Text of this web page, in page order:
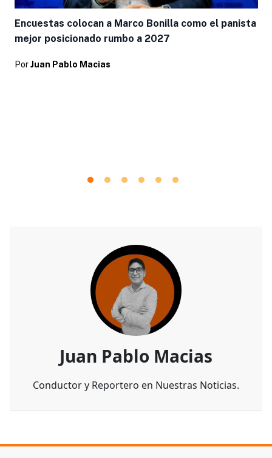
Encuestas colocan a Marco Bonilla como el panista
mejor posicionado rumbo a 2027
Por Juan Pablo Macias
Juan Pablo Macias
Conductor y Reportero en Nuestras Noticias.